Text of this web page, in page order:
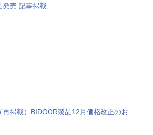
発売 記事掲載
再掲載）BIDOOR製品12月価格改正のお